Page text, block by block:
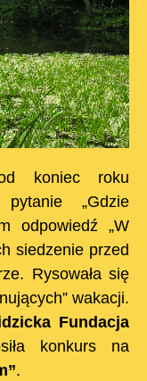
koniec roku
„Gdzie
odpowiedź „W
siedzenie przed
Rysowała się
wakacji.
Fundacja
konkurs na
.